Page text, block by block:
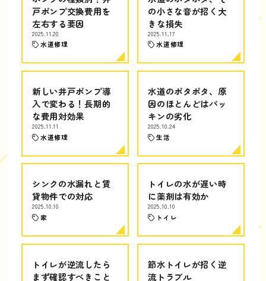
戸ポンプ交換費用を
左右する要因
2025.11.20
水道修理
の小さな音が招く大
きな損失
2025.11.17
水道修理
新しい井戸ポンプ導
入で変わる！長期的
な費用対効果
2025.11.11
水道修理
水道のポタポタ、原
因のほとんどはパッ
キンの劣化
2025.10.24
生活
シンクの水漏れと賃
貸物件での対応
2025.10.10
家
トイレの水が遅い時
に薬剤は有効か
2025.10.10
トイレ
トイレが逆流したら
まず確認すべきこと
節水トイレが招く逆
流トラブル